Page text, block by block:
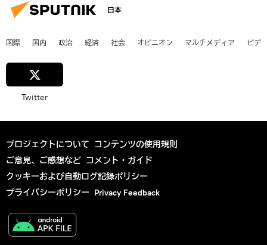
日本
国際 国内 政治 経済 社会 オピニオン マルチメディア ビデ
Twitter
プロジェクトについて コンテンツの使用規則
ご意見、ご感想など コメント・ガイド
クッキーおよび自動ログ記録ポリシー
プライバシーポリシー Privacy Feedback